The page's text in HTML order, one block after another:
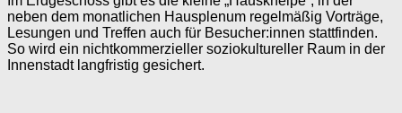
neben dem monatlichen Hausplenum regelmäßig Vorträge,
Lesungen und Treffen auch für Besucher:innen stattfinden.
So wird ein nichtkommerzieller soziokultureller Raum in der
Innenstadt langfristig gesichert.